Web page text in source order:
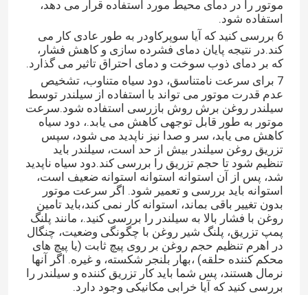
خانه
محصولات
موتور را در دمای محیط مورد استفاده قرار می دهد،
استفاده شود.
6 بررسی کنید که آیا سوپرکاودر به طور عادی کار می
کند.در نتیجه پایان دمای فشرده سازی و کاهش فشار،
که بر دمای ذوب سوخت و دمای احتراق تاثیر می گذارد.
7 برای سرعت نامتناسق، دود سیاه متناوب، تشخیص
عدم قدرت موتور می تواند با استفاده از سیلندر توسط
سیلندر روغن برش روش بازرسی استفاده شود.سرعت
موتور به طور قابل توجهی کاهش می یابد.، دود سیاه
کاهش می یابد، سر و صدا نیز ناپدید می شود، سپس
تزریق روغن سیلندر بیش از حد است، سیلندر باید
تنظیم شود تا حجم تزریق را بررسی کند.دود سياه ناپديد
شد، پس از آن استوانه استوانه استوانه ضعیف است،
استوانه باید بررسی و تعمیر شود. اگر سرعت موتور
بدون تغییر باقی بماند، استوانه کار نمی کند،باید تامین
روغن با فشار بالا به سیلندر را بررسی کنید.، مانند پلنگ
پمپ تزریق، پلنگ شیر روغن با چگونگی وضعیت، چنگال
در اهرم تنظیم حجم روغن بر روی پیچ ثابت (یا پیچ های
محکم کننده حلقه) ،بهار بلنجر شکسته، و غیره. اگر آنها
نرمال هستند، پس شما باید کار تزریق کننده و سیلندر را
بررسی کنید که آیا خرابی مکانیکی وجود دارد.